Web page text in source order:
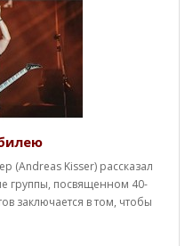
(Andreas Kisser) рассказал
группы, посвященном 40-
заключается в том, чтобы